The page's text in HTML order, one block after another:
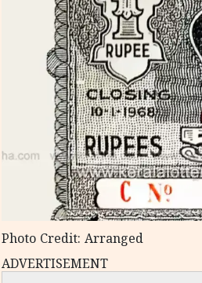
Photo Credit: Arranged
ADVERTISEMENT